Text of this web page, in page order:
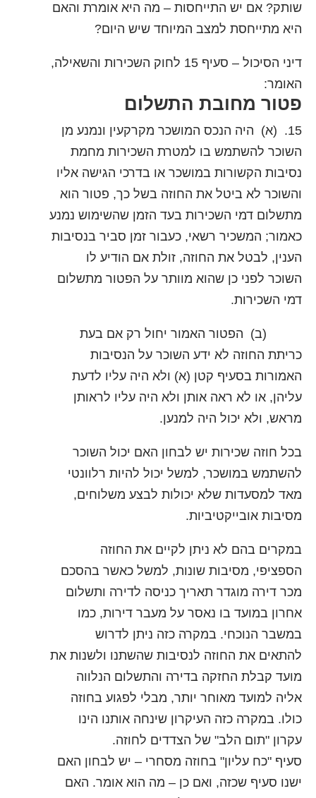
שותק? אם יש התייחסות – מה היא אומרת והאם
היא מתייחסת למצב המיוחד שיש היום?
דיני הסיכול – סעיף 15 לחוק השכירות והשאילה,
האומר:
פטור מחובת התשלום
15. (א) היה הנכס המושכר מקרקעין ונמנע מן
השוכר להשתמש בו למטרת השכירות מחמת
נסיבות הקשורות במושכר או בדרכי הגישה אליו
והשוכר לא ביטל את החוזה בשל כך, פטור הוא
מתשלום דמי השכירות בעד הזמן שהשימוש נמנע
כאמור; המשכיר רשאי, כעבור זמן סביר בנסיבות
הענין, לבטל את החוזה, זולת אם הודיע לו
השוכר לפני כן שהוא מוותר על הפטור מתשלום
דמי השכירות.
(ב) הפטור האמור יחול רק אם בעת
כריתת החוזה לא ידע השוכר על הנסיבות
האמורות בסעיף קטן (א) ולא היה עליו לדעת
עליהן, או לא ראה אותן ולא היה עליו לראותן
מראש, ולא יכול היה למנען.
בכל חוזה שכירות יש לבחון האם יכול השוכר
להשתמש במושכר, למשל יכול להיות רלוונטי
מאד למסעדות שלא יכולות לבצע משלוחים,
מסיבות אובייקטיביות.
במקרים בהם לא ניתן לקיים את החוזה
הספציפי, מסיבות שונות, למשל כאשר בהסכם
מכר דירה מוגדר תאריך כניסה לדירה ותשלום
אחרון במועד בו נאסר על מעבר דירות, כמו
במשבר הנוכחי. במקרה כזה ניתן לדרוש
להתאים את החוזה לנסיבות שהשתנו ולשנות את
מועד קבלת החזקה בדירה והתשלום הנלווה
אליה למועד מאוחר יותר, מבלי לפגוע בחוזה
כולו. במקרה כזה העיקרון שינחה אותנו הינו
עקרון "תום הלב" של הצדדים לחוזה.
סעיף "כח עליון" בחוזה מסחרי – יש לבחון האם
ישנו סעיף שכזה, ואם כן – מה הוא אומר. האם